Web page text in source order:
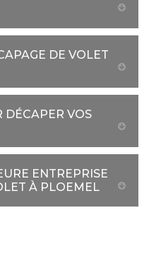
DE VOLET
VOS
ENTREPRISE
À PLOEMEL